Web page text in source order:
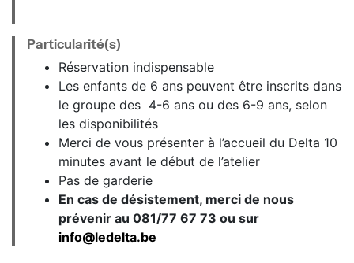
Particularité(s)
Réservation indispensable
Les enfants de 6 ans peuvent être inscrits dans
le groupe des 4-6 ans ou des 6-9 ans, selon
les disponibilités
Merci de vous présenter à l’accueil du Delta 10
minutes avant le début de l’atelier
Pas de garderie
En cas de désistement, merci de nous
prévenir au 081/77 67 73 ou sur
info@ledelta.be